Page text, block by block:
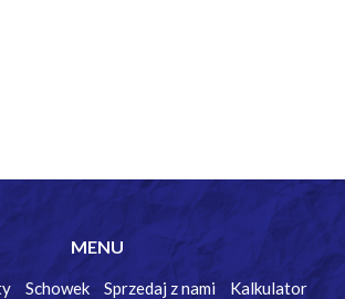
MENU
Schowek Sprzedaj z nami
Kalkulator